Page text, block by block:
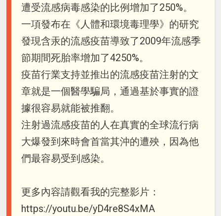
遭受流感病毒感染的比例增加了250%。
一項發布在《人體和環境毒理學》的研究
發現含汞的流感疫苗導致了2009年流感季
節期間死胎率增加了4250%。
疫苗行業支持並推出的流感疫苗注射的文
章就是一個醫學騙局，通過基於事實的證
據很容易就能被推翻。
注射過流感疫苗的人在真實的全球流行病
大爆發到來時會首當其沖的遭殃，因為他
們最容易受到感染。
更多內容請觀看我的完整影片：
https://youtu.be/yD4re8S4xMA